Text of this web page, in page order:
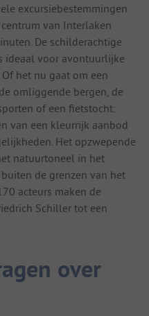
excursiebestemmingen
van Interlaken
De schilderachtige
ideaal voor avontuurlijke
het nu gaat om een
omliggende bergen, de
of een fietstocht:
van een kleurrijk aanbod
Het opzwepende
natuurtoneel in het
de grenzen van het
acteurs maken de
Schiller tot een
over